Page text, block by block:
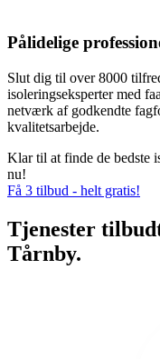
Pålidelige
Slut dig til over 8000
isoleringseksperter med
netværk af godkendte
kvalitetsarbejde.
Klar til at finde de bedste
nu!
Få 3 tilbud - helt gratis!
Tjenester
Tårnby.